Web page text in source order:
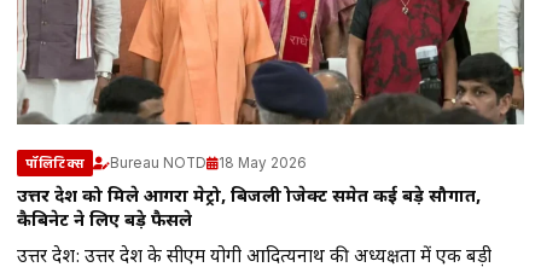
पॉलिटिक्स Bureau NOTD 18 May 2026
उत्तर प्रदेश को मिले आगरा मेट्रो, बिजली प्रोजेक्ट समेत कई बड़े सौगात,
कैबिनेट ने लिए बड़े फैसले
उत्तर प्रदेश: उत्तर प्रदेश के सीएम योगी आदित्यनाथ की अध्यक्षता में एक बड़ी